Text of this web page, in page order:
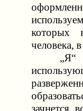
которых
человека,
„Я“
зачнется